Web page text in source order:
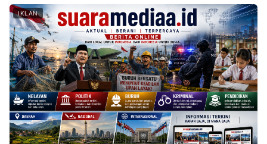
IKLAN